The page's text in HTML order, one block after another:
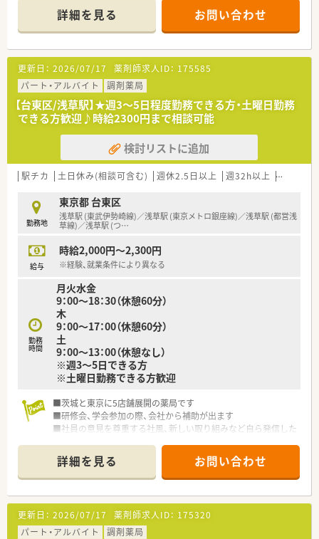
■何よりも教育が売りの会社！
月1回×8項目のペースで勉強会を開催。自由参加で、知識を深め
たい研修を選択できます。海外研修に手をあげることも可能。
■年間10万円まで、教育研修費用を会社が負担します！
■有給消化は、年10日以上消化が平均！お休みもきちんととれる
会社です。
■栄養活動実績、日本一！栄養相談件数、年間8000件越え。
■薬剤師国保ですが、出産については協会けんぽ同様の手当を会
社が支給。
■アロマテラピー実施率100％！全店舗でアロマ・ハーブによる
癒しの空間を提供しています。
■全店舗で在宅訪問を実施しています。在宅特化型薬局が2店舗
あり、個人宅・高齢者施設700名ほど担当させて頂いています。
≪こんな薬局です！≫
はありませんが、常に手作りの掲示物などで健康や食事に関する
事、地域に関する情報を発信しています。
■アットホームな雰囲気で、管理栄養士も常駐しています！
りやすい薬局作りを目指しています
■地域住民のためにセミナーを開催（Ex.小学生向けに薬剤師体
■社員の方が働きやすく、患者さんにとってのかかりつけ薬局が
目標なため、現場の方は利益追求していないので、薬剤師として
の仕事に集中いただけます
≪働きやすい環境です！≫
■希少な17:30終了の薬局です。残業もほぼなくプライベートも
大切に働くことができます！
■完全週休2日制で年間休日は120日以上ございます。お休みも
しっかり取れる環境です♪
詳細を見る お問い合わせ
更新日： 2026/07/17 薬剤師求人ID： 175585
パート・アルバイト
調剤薬局
【台東区/浅草駅】★週3～5日程度勤務できる方・土曜日勤務
できる方歓迎♪時給2300円まで相談可能
検討リストに追加
駅チカ 土日休み(相談可含む) 週休2.5日以上 週32h以上 ブランク
勤務地
東京都 台東区
浅草駅 (東武伊勢崎線)／浅草駅 (東京メトロ銀座線)／浅草駅 (都営浅
草線)／浅草駅 (つ…
給与
時給2,000円～2,300円
※経験、就業条件により異なる
勤務
時間
月火水金
9：00～18：30（休憩60分）
木
9：00～17：00（休憩60分）
土
9：00～13：00（休憩なし）
※週3～5日できる方
※土曜日勤務できる方歓迎
■茨城と東京に5店舗展開の薬局です
■研修会、学会参加の際、会社から補助が出ます
■社員の意見を尊重する社風、新しい取り組みなど自ら発信した
詳細を見る お問い合わせ
更新日： 2026/07/17 薬剤師求人ID： 175320
パート・アルバイト
調剤薬局